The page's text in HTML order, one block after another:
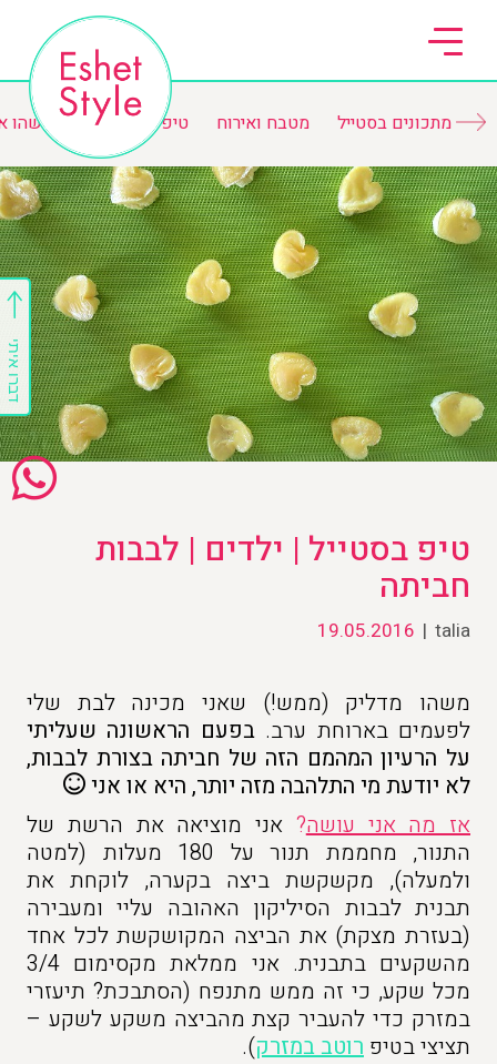
מתכונים בסטייל מטבח ואירוח טיפים ורשימות משהו
טיפ בסטייל | ילדים | לבבות
חביתה
talia
|
19.05.2016
משהו מדליק (ממש!) שאני מכינה לבת שלי
לפעמים בארוחת ערב.בפעם הראשונה שעליתי
על הרעיון המהמם הזה של חביתה בצורת לבבות,
לא יודעת מי התלהבה מזה יותר, היא או אני
אז מה אני עושה? אני מוציאה את הרשת של
התנור, מחממת תנור על 180 מעלות (למטה
ולמעלה), מקשקשת ביצה בקערה, לוקחת את
תבנית לבבות הסיליקון האהובה עליי ומעבירה
(בעזרת מצקת) את הביצה המקושקשת לכל אחד
מהשקעים בתבנית. אני ממלאת מקסימום 3/4
מכל שקע, כי זה ממש מתנפח (הסתבכת? תיעזרי
במזרק כדי להעביר קצת מהביצה משקע לשקע –
תציצי בטיפ רוטב במזרק).
דברו איתי